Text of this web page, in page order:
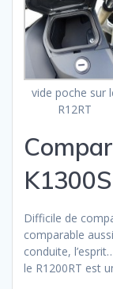
vide poche sur
R12RT
K1300S
Difficile de
comparable
conduite,
le R1200RT est